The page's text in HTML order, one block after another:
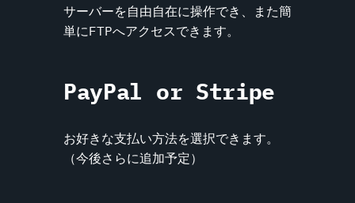
サーバーを自由自在に操作でき、また簡
単にFTPへアクセスできます。
PayPal or Stripe
お好きな支払い方法を選択できます。
（今後さらに追加予定）